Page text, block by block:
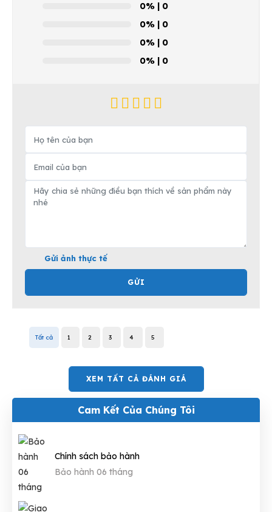
0% | 0
0% | 0
0% | 0
0% | 0
Gửi ảnh thực tế
GỬI
Tất cả 1 2 3 4 5
XEM TẤT CẢ ĐÁNH GIÁ
Cam Kết Của Chúng Tôi
Chính sách bảo hành
Bảo hành 06 tháng